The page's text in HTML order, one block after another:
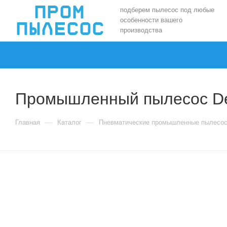
подберем пылесос под любые
особенности вашего
производства
Промышленный пылесос
Главная — Каталог — Пневматические промышленные